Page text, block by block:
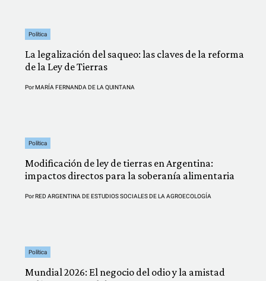
Política
La legalización del saqueo: las claves de la reforma
de la Ley de Tierras
PorMARÍA FERNANDA DE LA QUINTANA
Política
Modificación de ley de tierras en Argentina:
impactos directos para la soberanía alimentaria
PorRED ARGENTINA DE ESTUDIOS SOCIALES DE LA AGROECOLOGÍA
Política
Mundial 2026: El negocio del odio y la amistad